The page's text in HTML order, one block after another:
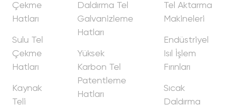
Çekme
Hatları
Sulu Tel
Çekme
Hatları
Kaynak
Teli̇
Daldırma Tel
Galvani̇zleme
Hatları
Yüksek
Karbon Tel
Patentleme
Hatları
Tel Aktarma
Maki̇neleri̇
Endüstri̇yel
Isıl İşlem
Fırınları
Sıcak
Daldırma